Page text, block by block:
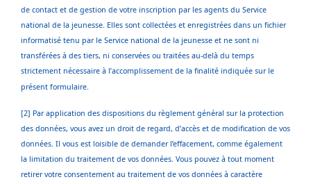
de contact et de gestion de votre inscription par les agents du Service
national de la jeunesse. Elles sont collectées et enregistrées dans un fichier
informatisé tenu par le Service national de la jeunesse et ne sont ni
transférées à des tiers, ni conservées ou traitées au-delà du temps
strictement nécessaire à l’accomplissement de la finalité indiquée sur le
présent formulaire.
[2] Par application des dispositions du règlement général sur la protection
des données, vous avez un droit de regard, d’accès et de modification de vos
données. Il vous est loisible de demander l’effacement, comme également
la limitation du traitement de vos données. Vous pouvez à tout moment
retirer votre consentement au traitement de vos données à caractère